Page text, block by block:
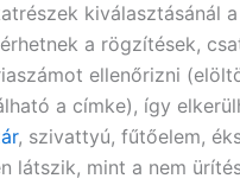
a rögzítések,
ellenőrizni
a címke), így
, szivattyú, fűtőelem,
látszik, mint a nem